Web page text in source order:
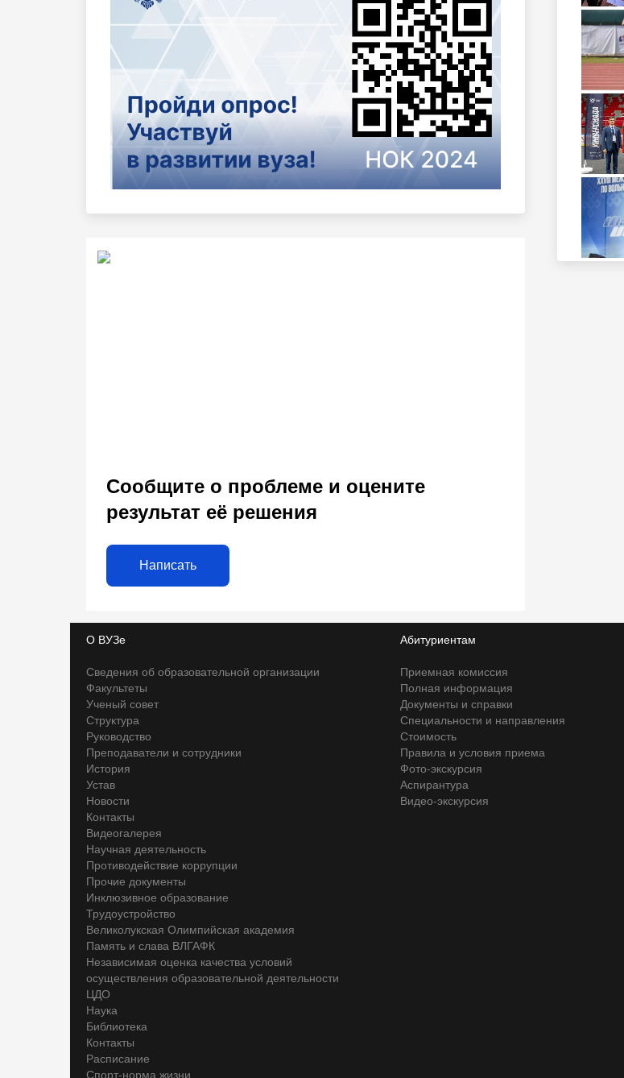
Сообщите о проблеме и оцените
результат её решения
Написать
О ВУЗе
Сведения об образовательной организации
Факультеты
Ученый совет
Структура
Руководство
Преподаватели и сотрудники
История
Устав
Новости
Контакты
Видеогалерея
Научная деятельность
Противодействие коррупции
Прочие документы
Инклюзивное образование
Трудоустройство
Великолукская Олимпийская академия
Память и слава ВЛГАФК
Независимая оценка качества условий
осуществления образовательной деятельности
ЦДО
Наука
Библиотека
Контакты
Расписание
Спорт-норма жизни
Абитуриентам
Приемная комиссия
Полная информация
Документы и справки
Специальности и направления
Стоимость
Правила и условия приема
Фото-экскурсия
Аспирантура
Видео-экскурсия